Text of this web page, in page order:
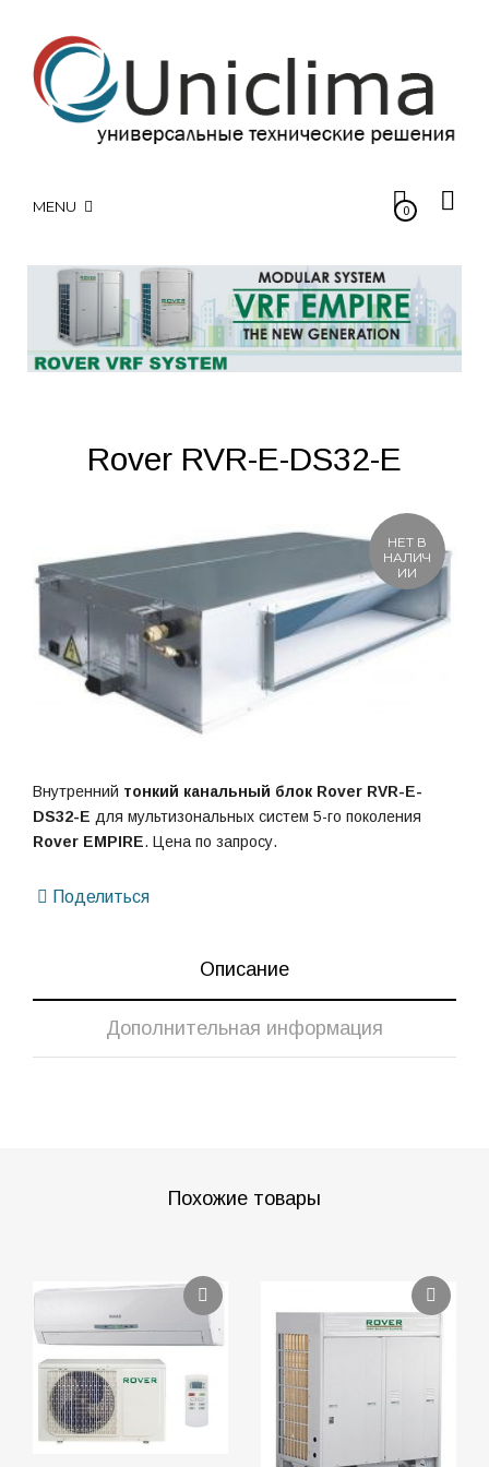
MENU 0
Rover RVR-E-DS32-E
НЕТ В
НАЛИЧ
ИИ
Внутренний тонкий канальный блок Rover RVR-E-
DS32-E для мультизональных систем 5-го поколения
Rover EMPIRE. Цена по запросу.
Поделиться
Описание
Дополнительная информация
Похожие товары